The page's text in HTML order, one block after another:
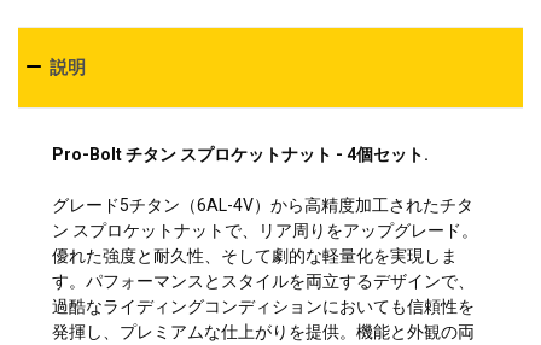
説明
Pro-Bolt チタン スプロケットナット - 4個セット.
グレード5チタン（6AL-4V）から高精度加工されたチタ
ン スプロケットナットで、リア周りをアップグレード。
優れた強度と耐久性、そして劇的な軽量化を実現しま
す。パフォーマンスとスタイルを両立するデザインで、
過酷なライディングコンディションにおいても信頼性を
発揮し、プレミアムな仕上がりを提供。機能と外観の両